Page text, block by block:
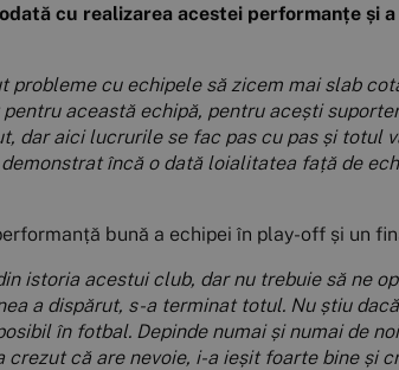
cu realizarea acestei performanțe și
probleme cu echipele să zicem mai slab
această echipă, pentru acești
dar aici lucrurile se fac pas cu pas și totul
încă o dată loialitatea față de
bună a echipei în play-off și un
istoria acestui club, dar nu trebuie să ne
a dispărut, s-a terminat totul. Nu știu
în fotbal. Depinde numai și numai de
că are nevoie, i-a ieșit foarte bine și